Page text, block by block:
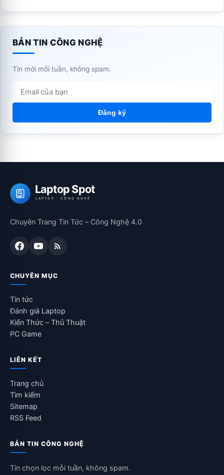
BẢN TIN CÔNG NGHỆ
Tin mới mỗi tuần, không spam.
Đăng ký
Laptop Spot
LAPTOP · CÔNG NGHỆ
Chuyên Trang Tin Tức – Công Nghệ 4.0
CHUYÊN MỤC
Tin tức
Đánh giá Laptop
Kiến Thức – Thủ Thuật
PC Game
LIÊN KẾT
Trang chủ
Tìm kiếm
Sitemap
RSS Feed
BẢN TIN CÔNG NGHỆ
Tin chọn lọc mỗi tuần, không spam.